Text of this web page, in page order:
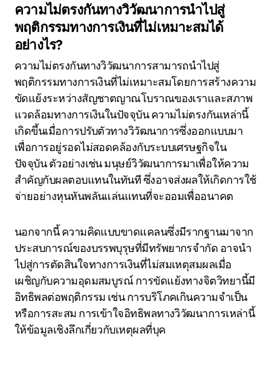
ความไม่ตรงกันทางวิวัฒนาการนำไปสู่
พฤติกรรมทางการเงินที่ไม่เหมาะสมได้
อย่างไร?
ความไม่ตรงกันทางวิวัฒนาการสามารถนำไปสู่
พฤติกรรมทางการเงินที่ไม่เหมาะสมโดยการสร้างความ
ขัดแย้งระหว่างสัญชาตญาณโบราณของเราและสภาพ
แวดล้อมทางการเงินในปัจจุบัน ความไม่ตรงกันเหล่านี้
เกิดขึ้นเมื่อการปรับตัวทางวิวัฒนาการซึ่งออกแบบมา
เพื่อการอยู่รอดไม่สอดคล้องกับระบบเศรษฐกิจใน
ปัจจุบัน ตัวอย่างเช่น มนุษย์วิวัฒนาการมาเพื่อให้ความ
สำคัญกับผลตอบแทนในทันที ซึ่งอาจส่งผลให้เกิดการใช้
จ่ายอย่างหุนหันพลันแล่นแทนที่จะออมเพื่ออนาคต
นอกจากนี้ ความคิดแบบขาดแคลนซึ่งมีรากฐานมาจาก
ประสบการณ์ของบรรพบุรุษที่มีทรัพยากรจำกัด อาจนำ
ไปสู่การตัดสินใจทางการเงินที่ไม่สมเหตุสมผลเมื่อ
เผชิญกับความอุดมสมบูรณ์ การขัดแย้งทางจิตวิทยานี้มี
อิทธิพลต่อพฤติกรรม เช่น การบริโภคเกินความจำเป็น
หรือการสะสม การเข้าใจอิทธิพลทางวิวัฒนาการเหล่านี้
ให้ข้อมูลเชิงลึกเกี่ยวกับเหตุผลที่บุค